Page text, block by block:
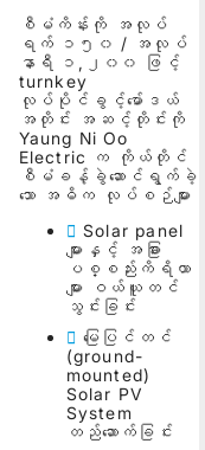
စီမံကိန်းကို အလုပ်
ရက် ၁၅၀ / အလုပ်
နာရီ ၁,၂၀၀ ဖြင့်
turnkey
လုပ်ပိုင်ခွင့်မော်ဒယ်
အတိုင်း အဆင့်တိုင်းကို
Yaung Ni Oo
Electric က ကိုယ်တိုင်
စီမံခန့်ခွဲဆောင်ရွက်ခဲ့
သော အဓိက လုပ်စဉ်များ
Solar panel
များနှင့် အခြား
ပစ္စည်းကိရိယာ
များ ဝယ်ယူတင်
သွင်းခြင်း
မြေပြင်တင်
(ground-
mounted)
Solar PV
System
တည်ဆောက်ခြင်း